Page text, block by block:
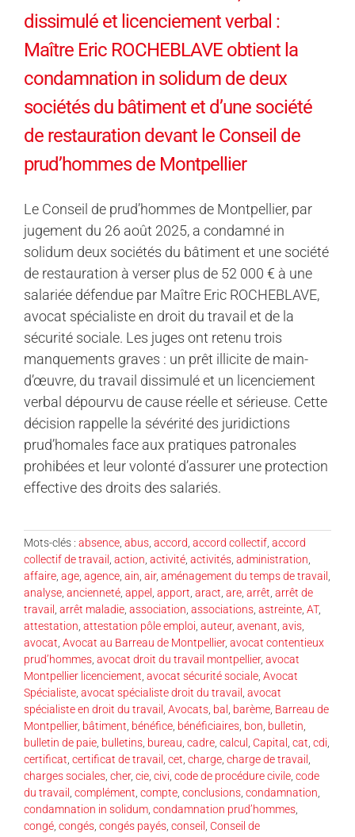
dissimulé et licenciement verbal :
Maître Eric ROCHEBLAVE obtient la
condamnation in solidum de deux
sociétés du bâtiment et d’une société
de restauration devant le Conseil de
prud’hommes de Montpellier
Le Conseil de prud’hommes de Montpellier, par
jugement du 26 août 2025, a condamné in
solidum deux sociétés du bâtiment et une société
de restauration à verser plus de 52 000 € à une
salariée défendue par Maître Eric ROCHEBLAVE,
avocat spécialiste en droit du travail et de la
sécurité sociale. Les juges ont retenu trois
manquements graves : un prêt illicite de main-
d’œuvre, du travail dissimulé et un licenciement
verbal dépourvu de cause réelle et sérieuse. Cette
décision rappelle la sévérité des juridictions
prud’homales face aux pratiques patronales
prohibées et leur volonté d’assurer une protection
effective des droits des salariés.
Mots-clés : absence abus accord accord collectif accord
collectif de travail
action activité activités administration
affaire age agence ain air, aménagement du temps de travail
analyse ancienneté appel apport aract are arrêt arrêt de
travail
arrêt maladie association associations astreinte AT,
attestation attestation pôle emploi auteur, avenant avis
avocat Avocat au Barreau de Montpellier, avocat contentieux
prud’hommes avocat droit du travail montpellier, avocat
Montpellier licenciement avocat sécurité sociale Avocat
Spécialiste avocat spécialiste droit du travail
avocat
spécialiste en droit du travail
Avocats bal barème Barreau de
Montpellier, bâtiment bénéfice bénéficiaires bon bulletin
bulletin de paie bulletins bureau cadre calcul Capital cat cdi
certificat certificat de travail cet charge charge de travail
charges sociales cher, cie civi code de procédure civile code
du travail
complément compte conclusions condamnation
condamnation in solidum condamnation prud’hommes
congé congés congés payés conseil
Conseil de